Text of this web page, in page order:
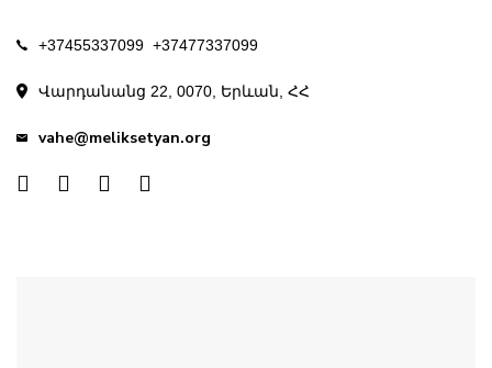
+37455337099 +37477337099
Վարդանանց 22, 0070, Երևան, ՀՀ
vahe@meliksetyan.org